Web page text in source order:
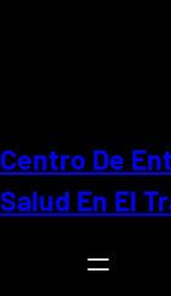
Centro De
Salud En El